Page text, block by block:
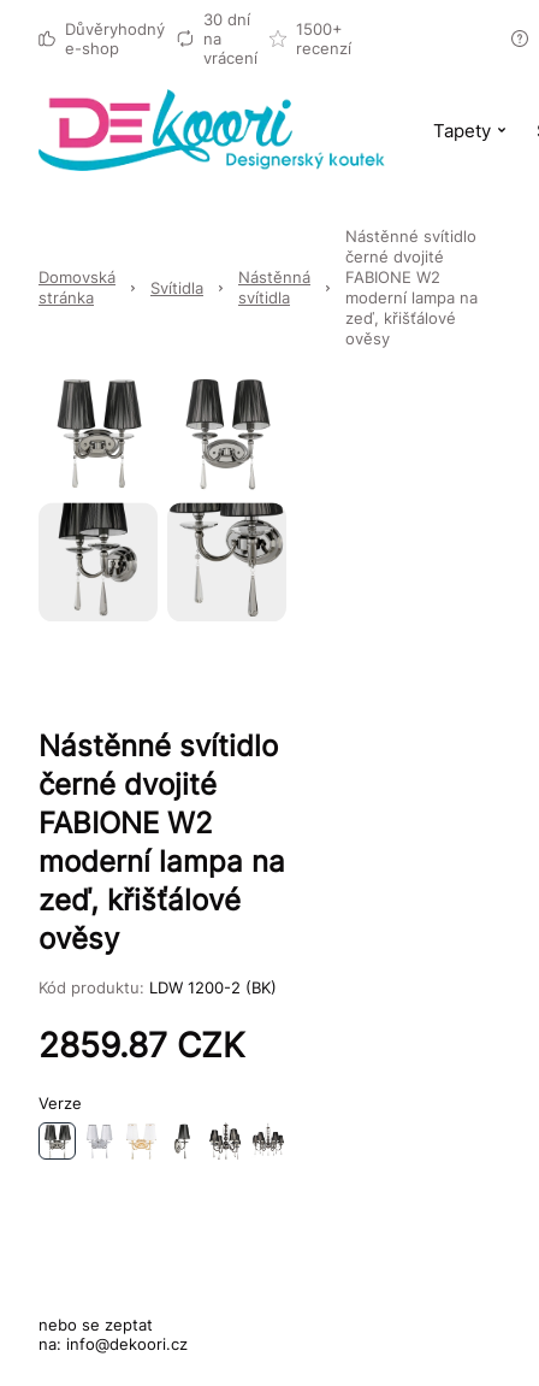
Důvěryhodný
e-shop
30 dní
na
vrácení
1500+
recenzí
Tapety
Domovská
stránka
Svítidla
Nástěnná
svítidla
Nástěnné svítidlo
černé dvojité
FABIONE W2
moderní lampa na
zeď, křišťálové
ověsy
Nástěnné svítidlo
černé dvojité
FABIONE W2
moderní lampa na
zeď, křišťálové
ověsy
Kód produktu: LDW 1200-2 (BK)
2859.87 CZK
Verze
nebo se zeptat
na: info@dekoori.cz